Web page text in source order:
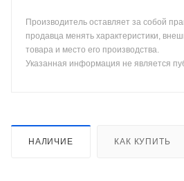
Производитель оставляет за собой
продавца менять характеристики,
товара и место его производства.
Указанная информация не является
НАЛИЧИЕ КАК КУПИТЬ